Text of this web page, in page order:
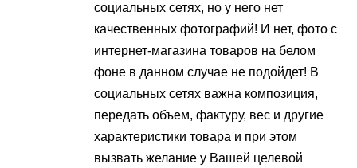
социальных сетях, но у него нет
качественных фотографий! И нет, фото с
интернет-магазина товаров на белом
фоне в данном случае не подойдет! В
социальных сетях важна композиция,
передать объем, фактуру, вес и другие
характеристики товара и при этом
вызвать желание у Вашей целевой